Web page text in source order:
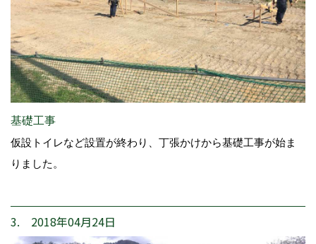
基礎工事
仮設トイレなど設置が終わり、丁張かけから基礎工事が始ま
りました。
3. 2018年04月24日